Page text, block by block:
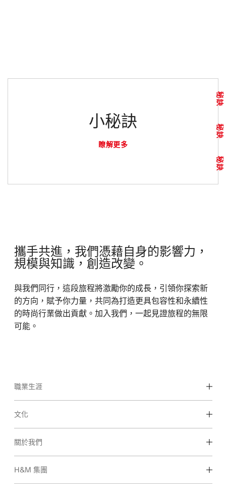
小秘訣
瞭解更多
秘訣
秘訣
秘訣
攜手共進，我們憑藉自身的影響力，
規模與知識，創造改變。
與我們同行，這段旅程將激勵你的成長，引領你探索新
的方向，賦予你力量，共同為打造更具包容性和永續性
的時尚行業做出貢獻。加入我們，一起見證旅程的無限
可能。
職業生涯
發現我們的工作領域
文化
我們的文化和福利
關於我們
我們是誰
H&M 集團